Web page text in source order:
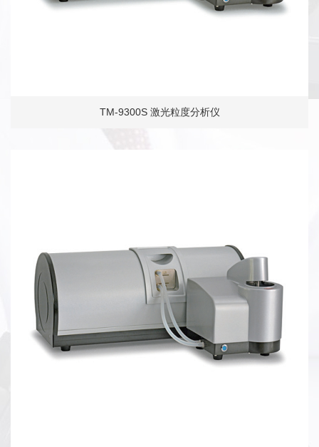
TM-9300S 激光粒度分析仪